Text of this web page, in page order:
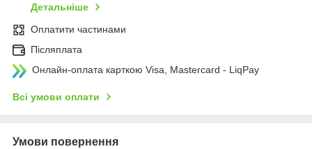
Детальніше
Оплатити частинами
Післяплата
Онлайн-оплата карткою Visa, Mastercard - LiqPay
Всі умови оплати
Умови повернення